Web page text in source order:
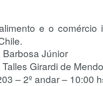
e o comércio
Júnior
Talles Girardi de
– 2º andar – 10:00